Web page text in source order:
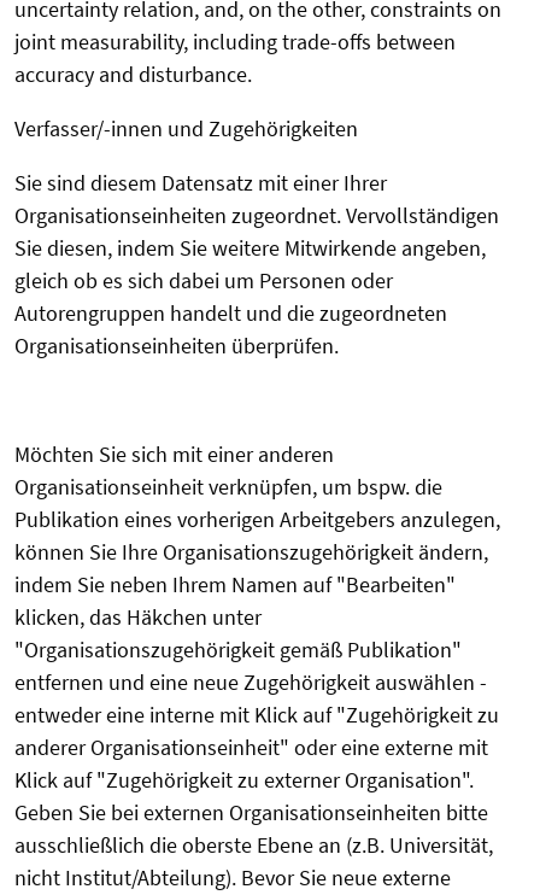
uncertainty relation, and, on the other, constraints on
joint measurability, including trade-offs between
accuracy and disturbance.
Verfasser/-innen und Zugehörigkeiten
Sie sind diesem Datensatz mit einer Ihrer
Organisationseinheiten zugeordnet. Vervollständigen
Sie diesen, indem Sie weitere Mitwirkende angeben,
gleich ob es sich dabei um Personen oder
Autorengruppen handelt und die zugeordneten
Organisationseinheiten überprüfen.
Möchten Sie sich mit einer anderen
Organisationseinheit verknüpfen, um bspw. die
Publikation eines vorherigen Arbeitgebers anzulegen,
können Sie Ihre Organisationszugehörigkeit ändern,
indem Sie neben Ihrem Namen auf "Bearbeiten"
klicken, das Häkchen unter
"Organisationszugehörigkeit gemäß Publikation"
entfernen und eine neue Zugehörigkeit auswählen -
entweder eine interne mit Klick auf "Zugehörigkeit zu
anderer Organisationseinheit" oder eine externe mit
Klick auf "Zugehörigkeit zu externer Organisation".
Geben Sie bei externen Organisationseinheiten bitte
ausschließlich die oberste Ebene an (z.B. Universität,
nicht Institut/Abteilung). Bevor Sie neue externe